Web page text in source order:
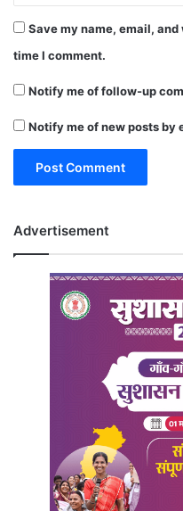
Save my name, email,
time I comment.
Notify me of follow-up
Notify me of new posts by
Advertisement